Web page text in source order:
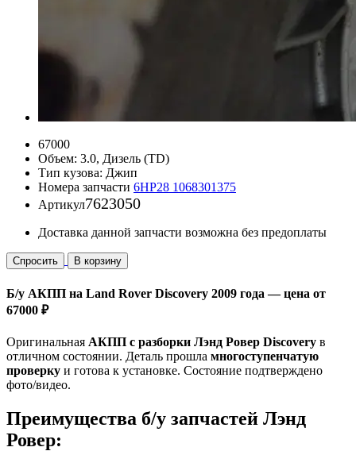
67000
Объем: 3.0, Дизель (TD)
Тип кузова: Джип
Номера запчасти 6HP28 1068301375
Артикул7623050
Доставка данной запчасти возможна без предоплаты
Спросить В корзину
Б/у АКПП на Land Rover Discovery 2009 года — цена от
67000 ₽
Оригинальная АКПП с разборки Лэнд Ровер Discovery в
отличном состоянии. Деталь прошла многоступенчатую
проверку и готова к установке. Состояние подтверждено
фото/видео.
Преимущества б/у запчастей Лэнд
Ровер: